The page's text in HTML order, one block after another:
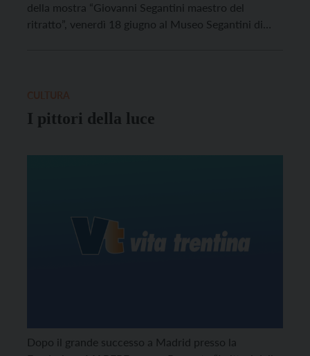
della mostra “Giovanni Segantini maestro del
ritratto”, venerdì 18 giugno al Museo Segantini di
I pittori della luce
Dopo il grande successo a Madrid presso la